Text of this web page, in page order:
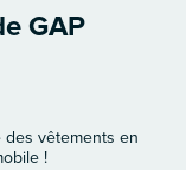
GAP
vêtements en
!